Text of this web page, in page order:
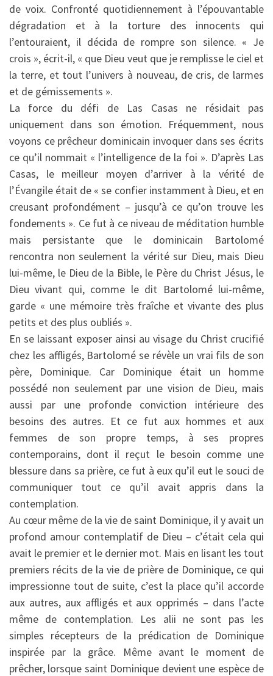
de voix. Confronté quotidiennement à l’épouvantable
dégradation et à la torture des innocents qui
l’entouraient, il décida de rompre son silence. « Je
crois », écrit-il, « que Dieu veut que je remplisse le ciel et
la terre, et tout l’univers à nouveau, de cris, de larmes
et de gémissements ».
La force du défi de Las Casas ne résidait pas
uniquement dans son émotion. Fréquemment, nous
voyons ce prêcheur dominicain invoquer dans ses écrits
ce qu’il nommait « l’intelligence de la foi ». D’après Las
Casas, le meilleur moyen d’arriver à la vérité de
l’Évangile était de « se confier instamment à Dieu, et en
creusant profondément – jusqu’à ce qu’on trouve les
fondements ». Ce fut à ce niveau de méditation humble
mais persistante que le dominicain Bartolomé
rencontra non seulement la vérité sur Dieu, mais Dieu
lui-même, le Dieu de la Bible, le Père du Christ Jésus, le
Dieu vivant qui, comme le dit Bartolomé lui-même,
garde « une mémoire très fraîche et vivante des plus
petits et des plus oubliés ».
En se laissant exposer ainsi au visage du Christ crucifié
chez les affligés, Bartolomé se révèle un vrai fils de son
père, Dominique. Car Dominique était un homme
possédé non seulement par une vision de Dieu, mais
aussi par une profonde conviction intérieure des
besoins des autres. Et ce fut aux hommes et aux
femmes de son propre temps, à ses propres
contemporains, dont il reçut le besoin comme une
blessure dans sa prière, ce fut à eux qu’il eut le souci de
communiquer tout ce qu’il avait appris dans la
contemplation.
Au cœur même de la vie de saint Dominique, il y avait un
profond amour contemplatif de Dieu – c’était cela qui
avait le premier et le dernier mot. Mais en lisant les tout
premiers récits de la vie de prière de Dominique, ce qui
impressionne tout de suite, c’est la place qu’il accorde
aux autres, aux affligés et aux opprimés – dans l’acte
même de contemplation. Les alii ne sont pas les
simples récepteurs de la prédication de Dominique
inspirée par la grâce. Même avant le moment de
prêcher, lorsque saint Dominique devient une espèce de